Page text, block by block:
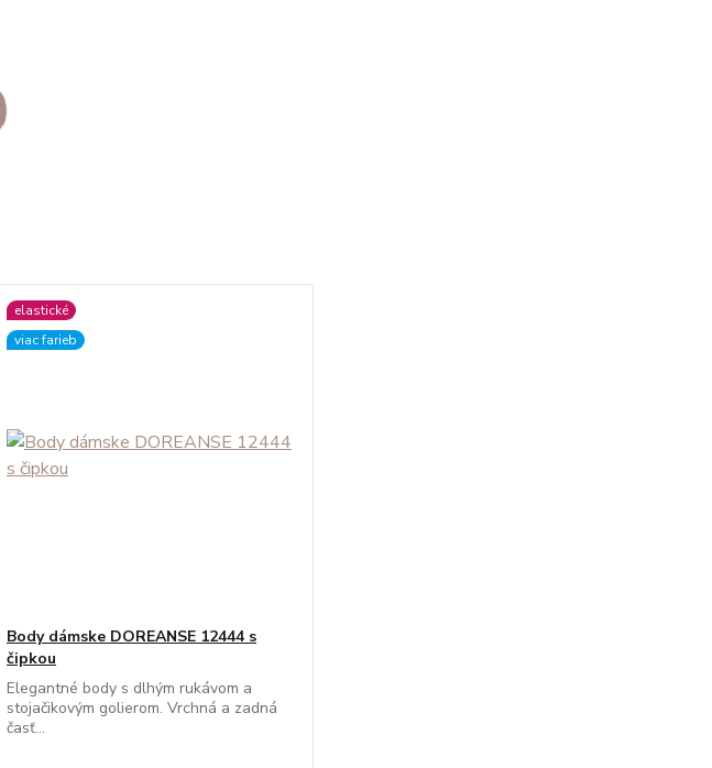
elastické
viac farieb
Body dámske DOREANSE 12444 s
čipkou
Elegantné body s dlhým rukávom a
stojačikovým golierom. Vrchná a zadná
časť...